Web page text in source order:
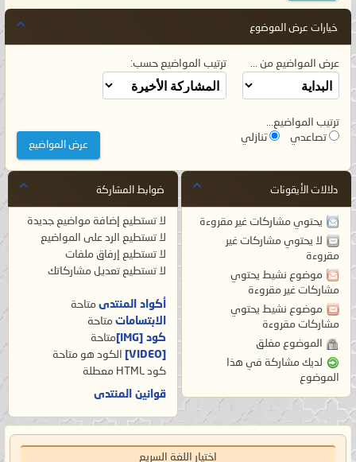
خيارات عرض الموضوع
عرض المواضيع من ... ترتيب المواضيع حسب:
ترتيب المواضيع...
تصاعدي
تنازلي
دلالات الأيقونات
يحتوي مشاركات غير مقروءة
لا يحتوي مشاركات غير
مقروءة
موضوع نشيط يحتوي
مشاركات غير مقروءة
موضوع نشيط يحتوي
مشاركات مقروءة
الموضوع مغلق
لديك مشاركة في هذا
الموضوع
ضوابط المشاركة
لا تستطيع إضافة مواضيع جديدة
لا تستطيع الرد على المواضيع
لا تستطيع إرفاق ملفات
لا تستطيع تعديل مشاركاتك
أكواد المنتدى متاحة
الابتسامات متاحة
كود [IMG]
متاحة
[VIDEO]
الكود هو متاحة
كود HTML
معطلة
قوانين المنتدى
اختيار اللغة السريع